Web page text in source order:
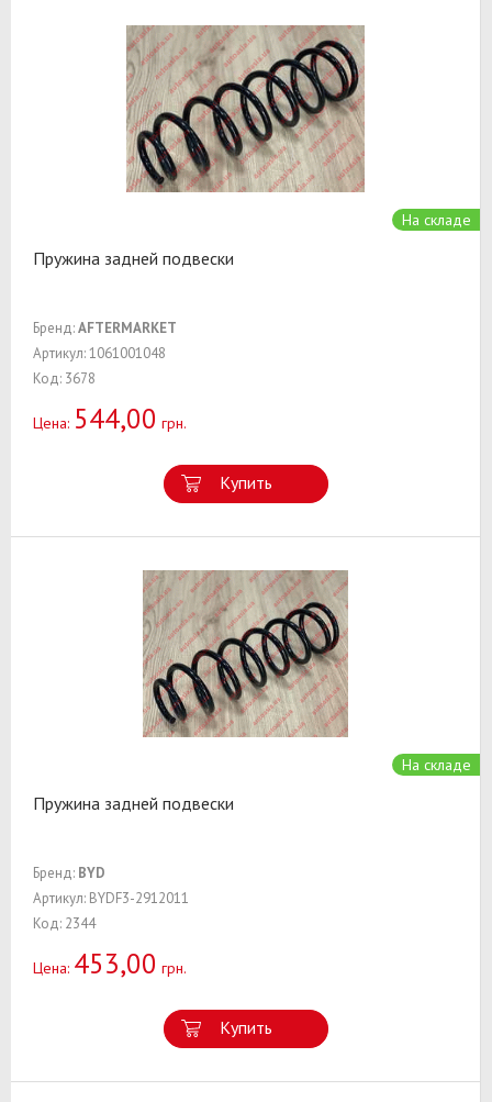
На складе
Пружина задней подвески
Бренд:AFTERMARKET
Артикул: 1061001048
Код: 3678
Цена: 544,00 грн.
Купить
На складе
Пружина задней подвески
Бренд: BYD
Артикул: BYDF3-2912011
Код: 2344
Цена: 453,00 грн.
Купить